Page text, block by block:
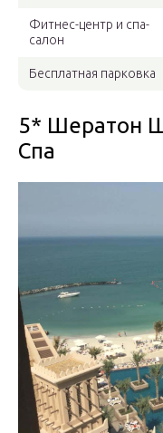
Фитнес-центр и спа-
салон
Бесплатная парковка
5* Шератон
Спа